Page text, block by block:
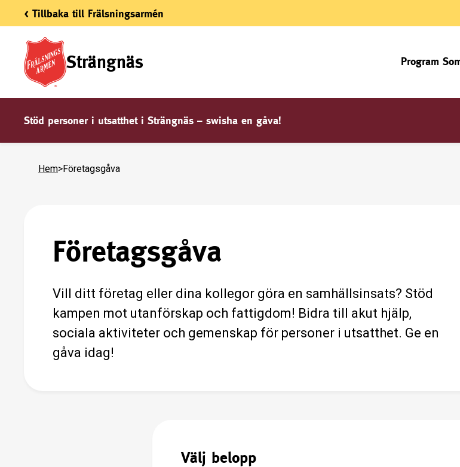
< Tillbaka till Frälsningsarmén
Strängnäs Program
Stöd personer i utsatthet i Strängnäs – swisha en gåva!
Hem>Företagsgåva
Företagsgåva
Vill ditt företag eller dina kollegor göra en samhällsinsats? Stöd
kampen mot utanförskap och fattigdom! Bidra till akut hjälp,
sociala aktiviteter och gemenskap för personer i utsatthet. Ge en
gåva idag!
Välj belopp